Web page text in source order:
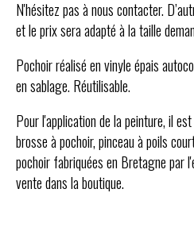
N'hésitez pas à nous contacter.
et le prix sera adapté à la taille
Pochoir réalisé en vinyle épais
en sablage. Réutilisable.
Pour l'application de la peinture, il
brosse à pochoir, pinceau à poils
pochoir fabriquées en Bretagne par
vente dans la boutique.